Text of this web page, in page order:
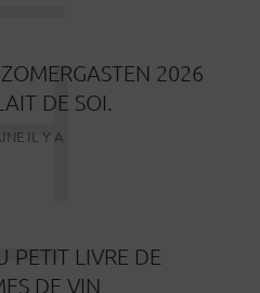
2026
DE SOI.
IL Y A
PETIT LIVRE DE
DE VIN